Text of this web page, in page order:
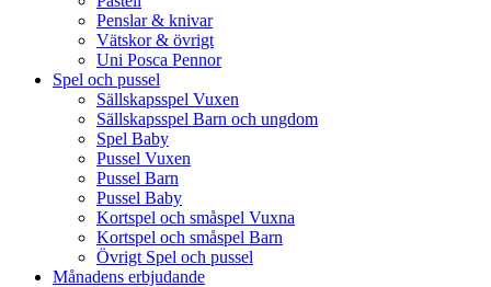
Penslar & knivar
Vätskor & övrigt
Uni Posca Pennor
Spel och pussel
Sällskapsspel Vuxen
Sällskapsspel Barn och ungdom
Spel Baby
Pussel Vuxen
Pussel Barn
Pussel Baby
Kortspel och småspel Vuxna
Kortspel och småspel Barn
Övrigt Spel och pussel
Månadens erbjudande